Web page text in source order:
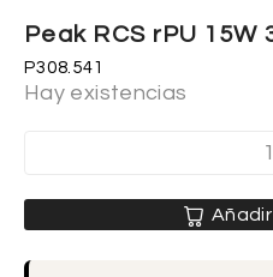
Peak RCS rPU 15W
P308.541
Hay existencias